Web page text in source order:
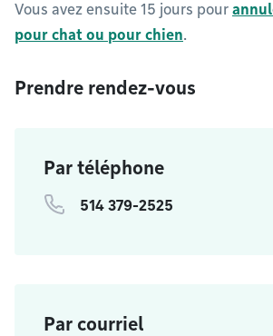
Vous avez ensuite 15 jours pour
pour chat ou pour chien.
Prendre rendez-vous
Par téléphone
514 379-2525
Par courriel